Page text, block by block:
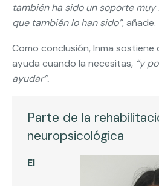
también ha sido un soporte
que también lo han sido”, añade.
Como conclusión, Inma
ayuda cuando la necesitas, “y
ayudar”.
Parte de la
neuropsicológica
El